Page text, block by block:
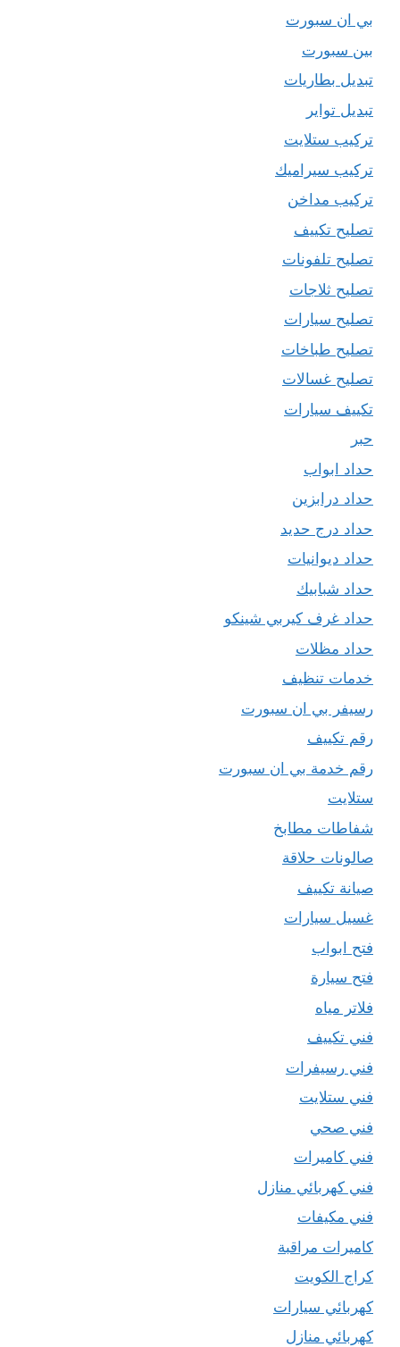
بي ان سبورت
بين سبورت
تبديل بطاريات
تبديل تواير
تركيب ستلايت
تركيب سيراميك
تركيب مداخن
تصليح تكييف
تصليح تلفونات
تصليح ثلاجات
تصليح سيارات
تصليح طباخات
تصليح غسالات
تكييف سيارات
حبر
حداد ابواب
حداد درابزين
حداد درج حديد
حداد ديوانيات
حداد شبابيك
حداد غرف كيربي شينكو
حداد مظلات
خدمات تنظيف
رسيفر بي ان سبورت
رقم تكييف
رقم خدمة بي ان سبورت
ستلايت
شفاطات مطابخ
صالونات حلاقة
صيانة تكييف
غسيل سيارات
فتح ابواب
فتح سيارة
فلاتر مياه
فني تكييف
فني رسيفرات
فني ستلايت
فني صحي
فني كاميرات
فني كهربائي منازل
فني مكيفات
كاميرات مراقبة
كراج الكويت
كهربائي سيارات
كهربائي منازل